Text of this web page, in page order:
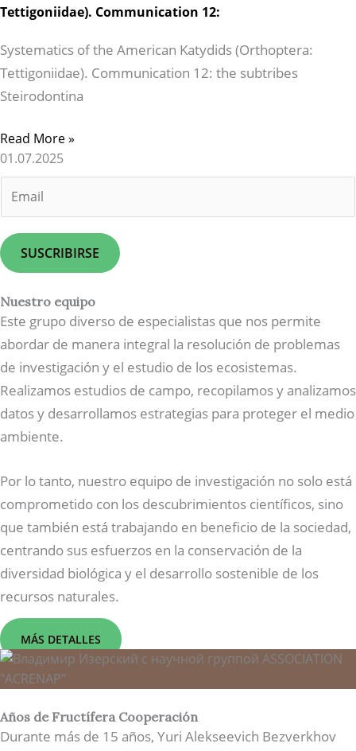
Tettigoniidae). Communication 12:
Systematics of the American Katydids (Orthoptera:
Tettigoniidae). Communication 12: the subtribes
Steirodontina
Read More »
01.07.2025
m
i
l
SUSCRIBIRSE
Nuestro equipo
Este grupo diverso de especialistas que nos permite
abordar de manera integral la resolución de problemas
de investigación y el estudio de los ecosistemas.
Realizamos estudios de campo, recopilamos y analizamos
datos y desarrollamos estrategias para proteger el medio
ambiente.
Por lo tanto, nuestro equipo de investigación no solo está
comprometido con los descubrimientos científicos, sino
que también está trabajando en beneficio de la sociedad,
centrando sus esfuerzos en la conservación de la
diversidad biológica y el desarrollo sostenible de los
recursos naturales.
MÁS DETALLES
Años de Fructífera Cooperación
Durante más de 15 años, Yuri Alekseevich Bezverkhov